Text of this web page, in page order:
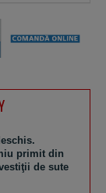
primit din
de sute